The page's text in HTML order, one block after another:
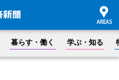
暮らす・働く 学ぶ・知る